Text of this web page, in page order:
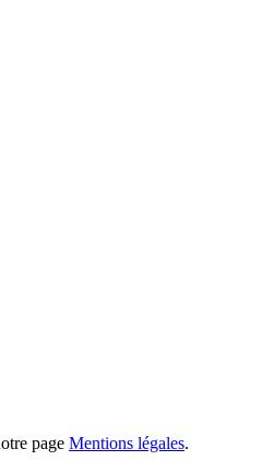
page Mentions légales.